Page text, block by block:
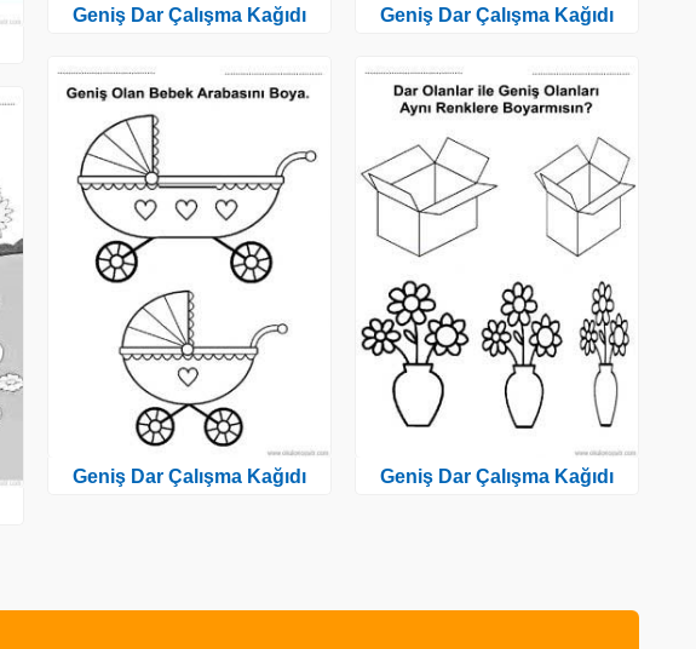
Geniş Dar Çalışma Kağıdı
Geniş Dar Çalışma Kağıdı
Geniş Dar Çalışma Kağıdı
Geniş Dar Çalışma Kağıdı